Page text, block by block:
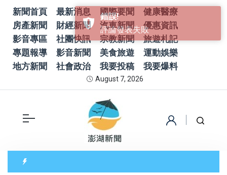
新聞首頁 最新消息 國際要聞
健康醫療
房產新聞
財經新聞 汽車新聞
優惠資訊
影音專區
社團快訊 宗教新聞
旅遊札記
專題報導
影音新聞 美食旅遊
運動娛樂
地方新聞
社會政治 我要投稿 我要爆料
August 7, 2026